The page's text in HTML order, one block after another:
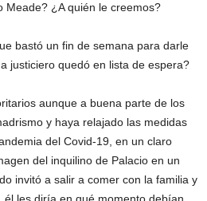
Meade? ¿A quién le creemos?
bastó un fin de semana para darle
justiciero quedó en lista de espera?
aunque a buena parte de los
y haya relajado las medidas
del Covid-19, en un claro
del inquilino de Palacio en un
invitó a salir a comer con la familia y